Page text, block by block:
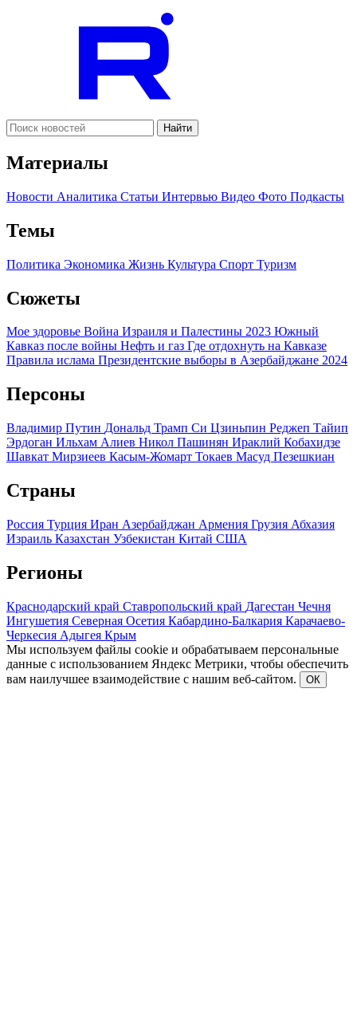
Найти
Материалы
Новости Аналитика Статьи Интервью Видео Фото Подкасты
Темы
Политика Экономика Жизнь Культура Спорт Туризм
Сюжеты
Мое здоровье Война Израиля и Палестины 2023 Южный
Кавказ после войны Нефть и газ Где отдохнуть на Кавказе
Правила ислама Президентские выборы в Азербайджане 2024
Персоны
Владимир Путин Дональд Трамп Си Цзиньпин Реджеп Тайип
Эрдоган Ильхам Алиев Никол Пашинян Ираклий Кобахидзе
Шавкат Мирзиеев Касым-Жомарт Токаев Масуд Пезешкиан
Страны
Россия Турция Иран Азербайджан Армения Грузия Абхазия
Израиль Казахстан Узбекистан Китай США
Регионы
Краснодарский край Ставропольский край Дагестан Чечня
Ингушетия Северная Осетия Кабардино-Балкария Карачаево-
Черкесия Адыгея Крым
Мы используем файлы cookie и обрабатываем персональные
данные с использованием Яндекс Метрики, чтобы обеспечить
вам наилучшее взаимодействие с нашим веб-сайтом.
ОК